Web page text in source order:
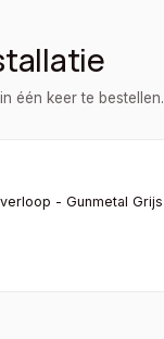
één keer te bestellen.
- Gunmetal Grijs